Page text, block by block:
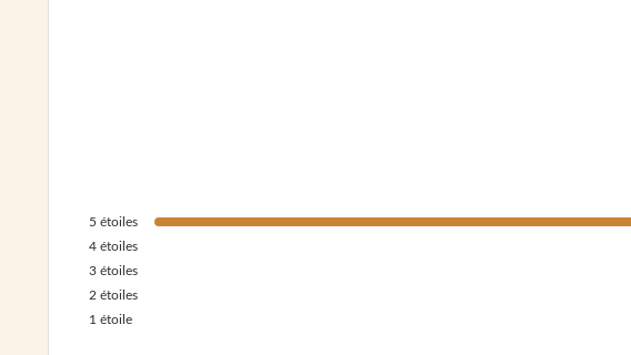
5 étoiles
4 étoiles
3 étoiles
2 étoiles
1 étoile